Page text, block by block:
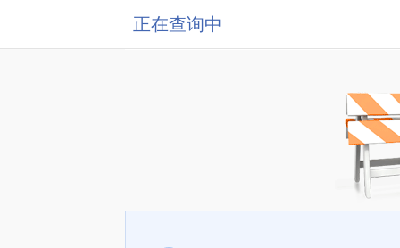
正在查询中